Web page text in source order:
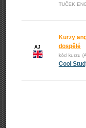
TUČEK
AJ
Kurzy
dospělé
kód kurzu
Cool